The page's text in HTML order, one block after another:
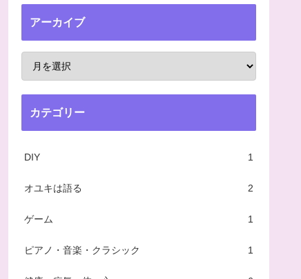
アーカイブ
カテゴリー
DIY 1
オユキは語る 2
ゲーム 1
ピアノ・音楽・クラシック 1